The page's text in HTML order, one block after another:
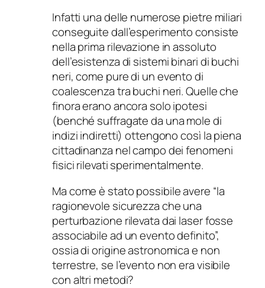
Infatti una delle numerose pietre miliari
conseguite dall’esperimento consiste
nella prima rilevazione in assoluto
dell’esistenza di sistemi binari di buchi
neri, come pure di un evento di
coalescenza tra buchi neri. Quelle che
finora erano ancora solo ipotesi
(benché suffragate da una mole di
indizi indiretti) ottengono così la piena
cittadinanza nel campo dei fenomeni
fisici rilevati sperimentalmente.
Ma come è stato possibile avere “la
ragionevole sicurezza che una
perturbazione rilevata dai laser fosse
associabile ad un evento definito”,
ossia di origine astronomica e non
terrestre, se l’evento non era visibile
con altri metodi?